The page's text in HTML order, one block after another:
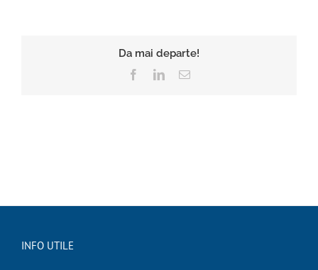
Da mai departe!
FacebookLinkedIn
E-
INFO UTILE